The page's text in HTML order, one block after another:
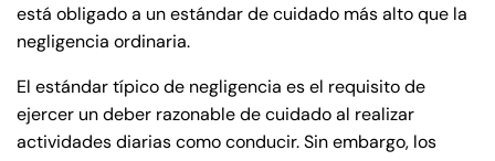
está obligado a un estándar de cuidado más alto que la
negligencia ordinaria.
El estándar típico de negligencia es el requisito de
ejercer un deber razonable de cuidado al realizar
actividades diarias como conducir. Sin embargo, los